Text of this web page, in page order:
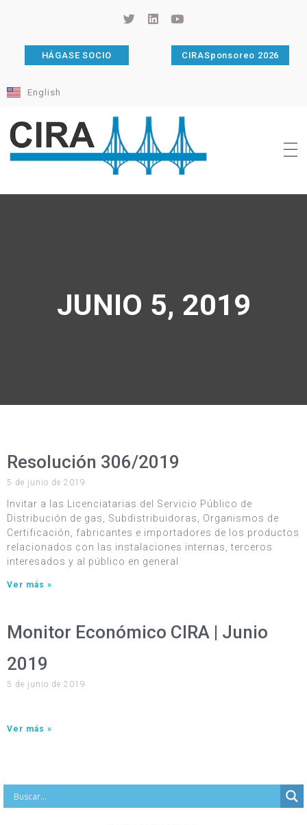
HÁGASE SOCIO CIRASponsoreo 2026
English
JUNIO 5, 2019
Resolución 306/2019
5 de junio de 2019
Invitar a las Licenciatarias del Servicio Público de
Distribución de gas, Subdistribuidoras, Organismos de
Certificación, fabricantes e importadores de los productos
relacionados con las instalaciones internas, terceros
interesados y al público en general
Ver más »
Monitor Económico CIRA | Junio
2019
5 de junio de 2019
Ver más »